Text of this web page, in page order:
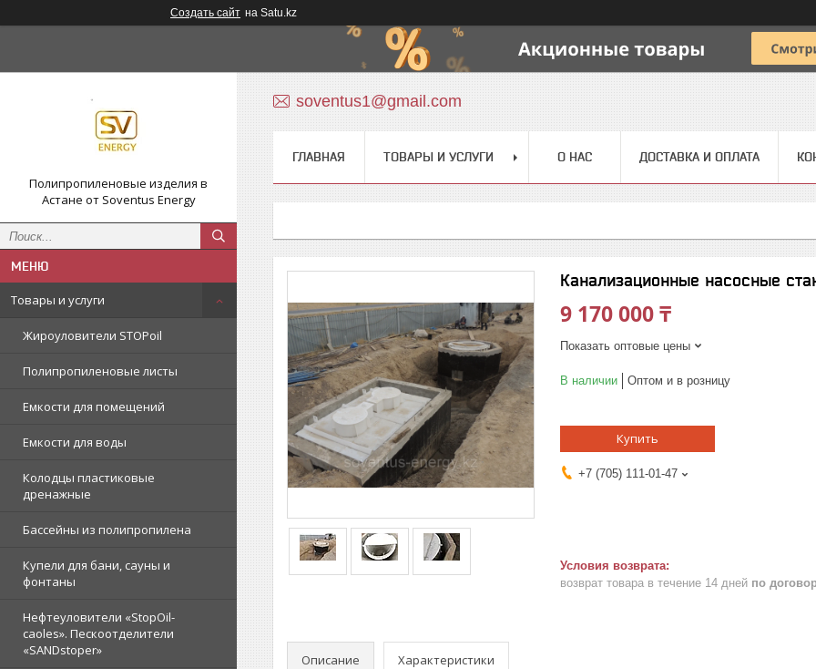
Создать сайт на Satu.kz
Полипропиленовые изделия в
Астане от Soventus Energy
Товары и услуги
Жироуловители STOPoil
Полипропиленовые листы
Емкости для помещений
Емкости для воды
Колодцы пластиковые
дренажные
Бассейны из полипропилена
Купели для бани, сауны и
фонтаны
Нефтеуловители «StopOil-
caoles». Пескоотделители
«SANDstoper»
soventus1@gmail.com
ГЛАВНАЯ ТОВАРЫ И УСЛУГИ О НАС ДОСТАВКА И ОПЛАТА
Канализационные насосные
9 170 000 ₸
Показать оптовые цены
В наличии Оптом и в розницу
Купить
+7 (705) 111-01-47
возврат товара в течение 14 дней по
Описание Характеристики